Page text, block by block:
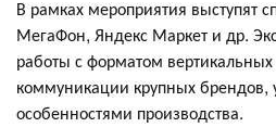
В рамках мероприятия выступят
МегаФон, Яндекс Маркет и др.
работы с форматом
коммуникации крупных
особенностями производства.